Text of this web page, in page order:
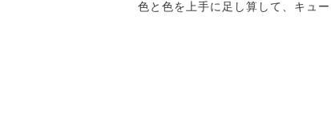
色と色を上手に足し算して、キュ